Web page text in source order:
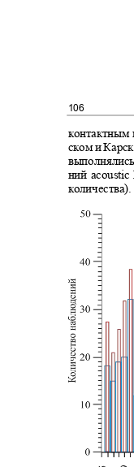
106
ском и
ний
количества).